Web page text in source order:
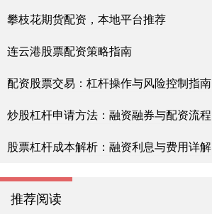
攀枝花期货配资，本地平台推荐
连云港股票配资策略指南
配资股票交易：杠杆操作与风险控制指南
炒股杠杆申请方法：融资融券与配资流程
股票杠杆成本解析：融资利息与费用详解
推荐阅读